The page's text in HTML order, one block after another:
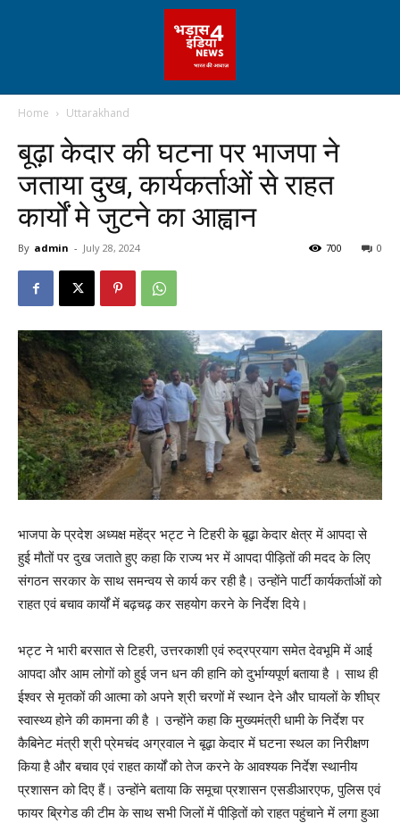
Home Uttarakhand
बूढ़ा केदार की घटना पर भाजपा ने
जताया दुख, कार्यकर्ताओं से राहत
कार्यों मे जुटने का आह्वान
By admin - July 28, 2024 0
700
भाजपा के प्रदेश अध्यक्ष महेंद्र भट्ट ने टिहरी के बूढ़ा केदार क्षेत्र में आपदा से
हुई मौतों पर दुख जताते हुए कहा कि राज्य भर में आपदा पीड़ितों की मदद के लिए
संगठन सरकार के साथ समन्वय से कार्य कर रही है। उन्होंने पार्टी कार्यकर्ताओं को
राहत एवं बचाव कार्यों में बढ़चढ़ कर सहयोग करने के निर्देश दिये।
भट्ट ने भारी बरसात से टिहरी, उत्तरकाशी एवं रुद्रप्रयाग समेत देवभूमि में आई
आपदा और आम लोगों को हुई जन धन की हानि को दुर्भाग्यपूर्ण बताया है । साथ ही
ईश्वर से मृतकों की आत्मा को अपने श्री चरणों में स्थान देने और घायलों के शीघ्र
स्वास्थ्य होने की कामना की है । उन्होंने कहा कि मुख्यमंत्री धामी के निर्देश पर
कैबिनेट मंत्री श्री प्रेमचंद अग्रवाल ने बूढ़ा केदार में घटना स्थल का निरीक्षण
किया है और बचाव एवं राहत कार्यों को तेज करने के आवश्यक निर्देश स्थानीय
प्रशासन को दिए हैं। उन्होंने बताया कि समूचा प्रशासन एसडीआरएफ, पुलिस एवं
फायर ब्रिगेड की टीम के साथ सभी जिलों में पीड़ितों को राहत पहुंचाने में लगा हुआ